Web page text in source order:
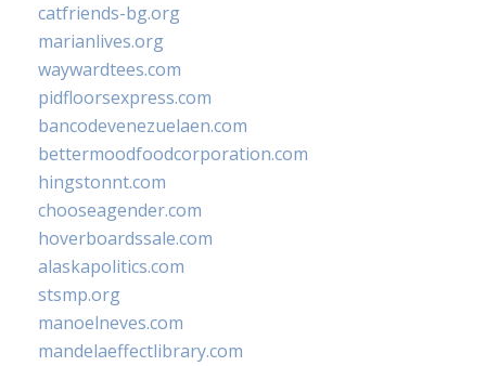
catfriends-bg.org
marianlives.org
waywardtees.com
pidfloorsexpress.com
bancodevenezuelaen.com
bettermoodfoodcorporation.com
hingstonnt.com
chooseagender.com
hoverboardssale.com
alaskapolitics.com
stsmp.org
manoelneves.com
mandelaeffectlibrary.com